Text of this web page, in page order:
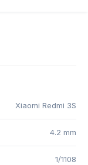
Xiaomi Redmi 3S
4.2 mm
1/1108